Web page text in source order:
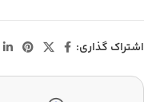
اشتراک گذاری: